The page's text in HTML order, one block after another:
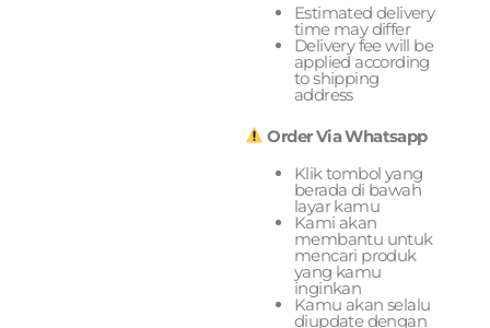
Estimated delivery
time may differ
Delivery fee will be
applied according
to shipping
address
Order Via Whatsapp
Klik tombol yang
berada di bawah
layar kamu
Kami akan
membantu untuk
mencari produk
yang kamu
inginkan
Kamu akan selalu
diupdate dengan